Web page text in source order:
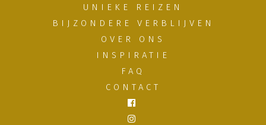
UNIEKE REIZEN
BIJZONDERE VERBLIJVEN
OVER ONS
INSPIRATIE
FAQ
CONTACT